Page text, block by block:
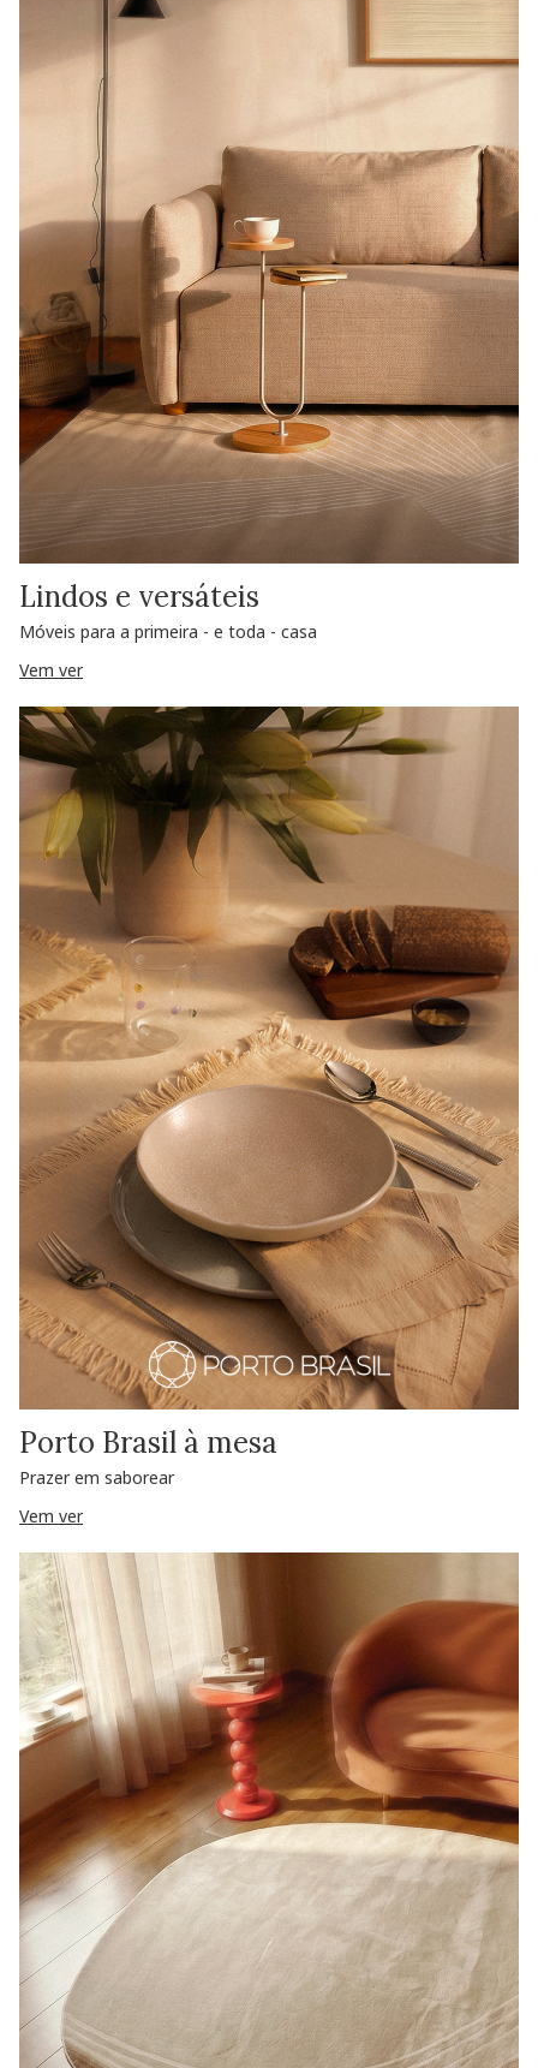
Lindos e versáteis
Móveis para a primeira - e toda - casa
Vem ver
Porto Brasil à mesa
Prazer em saborear
Vem ver